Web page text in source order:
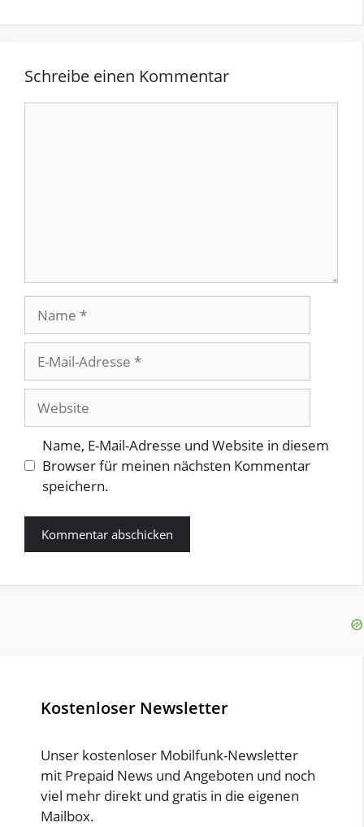
Schreibe einen Kommentar
Mail-
Adresse
Name, E-Mail-Adresse und Website in diesem
Browser für meinen nächsten Kommentar
speichern.
Kostenloser Newsletter
Unser kostenloser Mobilfunk-Newsletter
mit Prepaid News und Angeboten und noch
viel mehr direkt und gratis in die eigenen
Mailbox.